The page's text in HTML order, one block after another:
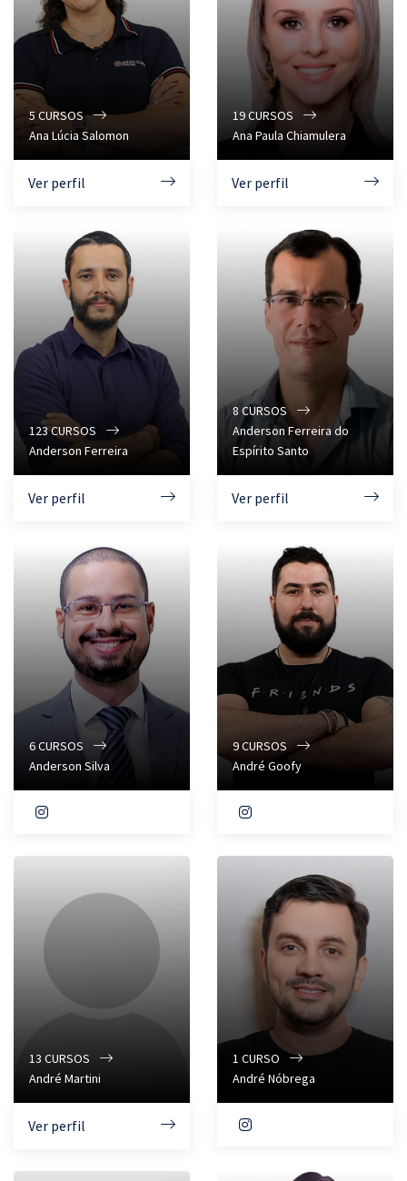
5 CURSOS
Ana Lúcia Salomon
Ver perfil
19CURSOS
Ana Paula Chiamulera
Ver perfil
123CURSOS
Anderson Ferreira
Ver perfil
8 CURSOS
Anderson Ferreira do
Espírito Santo
Ver perfil
6CURSOS
Anderson Silva
9CURSOS
André Goofy
13 CURSOS
André Martini
Ver perfil
1 CURSO
André Nóbrega